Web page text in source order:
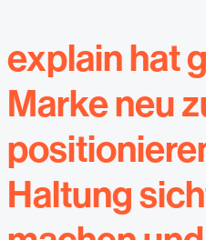
explain hat
Marke neu
Haltung